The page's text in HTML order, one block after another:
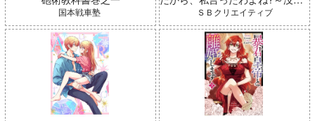
「少女☆歌劇 レヴュースタァ
ライト」スペシャルライブ “St
国本戦車塾 ＳＢクリエイティブ